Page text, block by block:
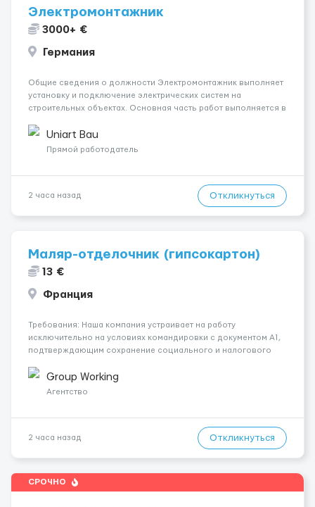
Электромонтажник
3000+ €
Германия
Общие сведения о должности Электромонтажник выполняет
установку и подключение электрических систем на
строительных объектах. Основная часть работ выполняется в
делаем только для профессионалов с доказательным
портфолио Обязанности ...
Uniart Bau
Прямой работодатель
2 часа назад Откликнуться
Маляр-отделочник (гипсокартон)
13 €
Франция
Требования: Наша компания устраивает на работу
исключительно на условиях командировки с документом A1,
подтверждающим сохранение социального и налогового
A1 могут получить граждане стран с упрощенным доступом к
рынку труда ЕС (Укра...
Group Working
Агентство
2 часа назад Откликнуться
СРОЧНО